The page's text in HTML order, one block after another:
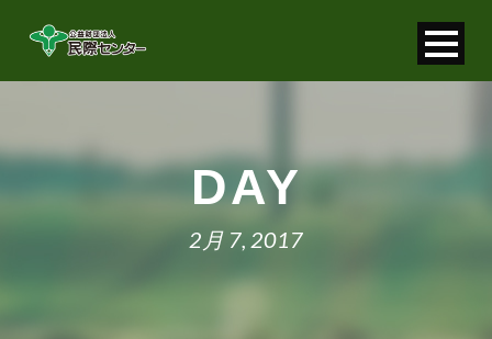
お問い合わせ
DAY
2月 7, 2017